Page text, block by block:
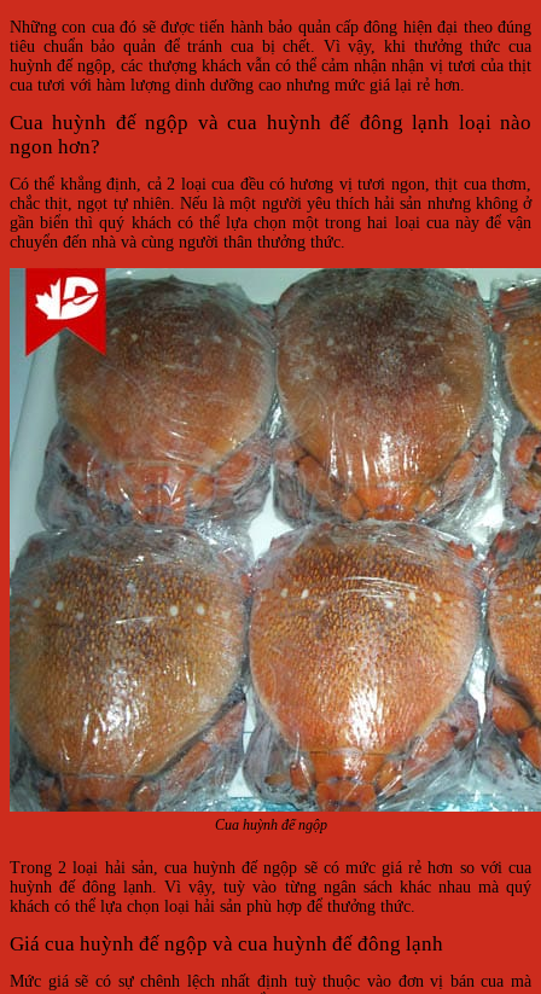
Những con cua đó sẽ được tiến hành bảo quản cấp đông hiện đại theo đúng
tiêu chuẩn bảo quản để tránh cua bị chết. Vì vậy, khi thưởng thức cua
huỳnh đế ngộp, các thượng khách vẫn có thể cảm nhận nhận vị tươi của thịt
cua tươi với hàm lượng dinh dưỡng cao nhưng mức giá lại rẻ hơn.
Cua huỳnh đế ngộp và cua huỳnh đế đông lạnh loại nào
ngon hơn?
Có thể khẳng định, cả 2 loại cua đều có hương vị tươi ngon, thịt cua thơm,
chắc thịt, ngọt tự nhiên. Nếu là một người yêu thích hải sản nhưng không ở
gần biển thì quý khách có thể lựa chọn một trong hai loại cua này để vận
chuyển đến nhà và cùng người thân thưởng thức.
Cua huỳnh đế ngộp
Trong 2 loại hải sản, cua huỳnh đế ngộp sẽ có mức giá rẻ hơn so với cua
huỳnh đế đông lạnh. Vì vậy, tuỳ vào từng ngân sách khác nhau mà quý
khách có thể lựa chọn loại hải sản phù hợp để thưởng thức.
Giá cua huỳnh đế ngộp và cua huỳnh đế đông lạnh
Mức giá sẽ có sự chênh lệch nhất định tuỳ thuộc vào đơn vị bán cua mà